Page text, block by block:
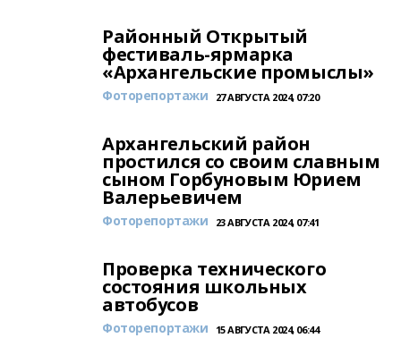
Районный Открытый
фестиваль-ярмарка
«Архангельские промыслы»
Фоторепортажи 27 АВГУСТА 2024, 07:20
Архангельский район
простился со своим славным
сыном Горбуновым Юрием
Валерьевичем
Фоторепортажи 23 АВГУСТА 2024, 07:41
Проверка технического
состояния школьных
автобусов
Фоторепортажи 15 АВГУСТА 2024, 06:44